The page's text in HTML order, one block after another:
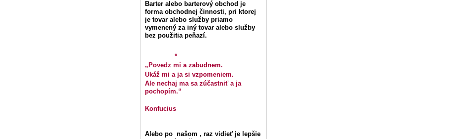
Barter alebo barterový obchod je
forma obchodnej činnosti, pri ktorej
je tovar alebo služby priamo
vymenený za iný tovar alebo služby
bez použitia peňazí.
*
„Povedz mi a zabudnem.
Ukáž mi a ja si vzpomeniem.
Ale nechaj ma sa zúčastniť a ja
pochopím.“
Konfucius
Alebo po našom , raz vidieť je lepšie